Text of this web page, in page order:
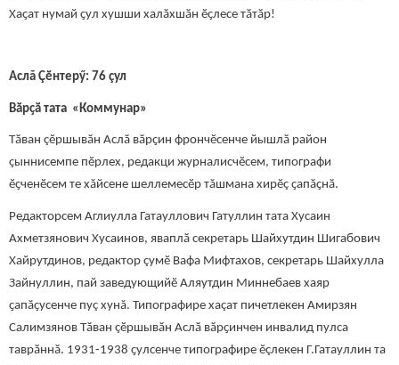
Хаҫат нумай ҫул хушши халӑхшӑн ӗҫлесе тӑтӑр!
Аслă Çӗнтерӳ: 76 çул
Вӑрҫӑ тата «Коммунар»
Тӑван çӗршывӑн Аслӑ вӑрҫин фрончӗсенче йышлӑ район
çыннисемпе пӗрлех, редакци журналисчӗсем, типографи
ӗҫченӗсем те хăйсене шеллемесӗр тăшмана хирӗç ҫапӑҫнӑ.
Редакторсем Аглиулла Гатауллович Гатуллин тата Хусаин
Ахметзянович Хусаинов, яваплӑ секретарь Шайхутдин Шигабович
Хайрутдинов, редактор çумӗ Вафа Мифтахов, секретарь Шайхулла
Зайнуллин, пай заведующийӗ Аляутдин Миннебаев хаяр
ҫапӑҫусенче пуç хунă. Типографире хаçат пичетлекен Амирзян
Салимзянов Тӑван çӗршывӑн Аслӑ вӑрҫинчен инвалид пулса
таврӑннӑ. 1931-1938 ҫулсенче типографире ӗçлекен Г.Гатауллин та